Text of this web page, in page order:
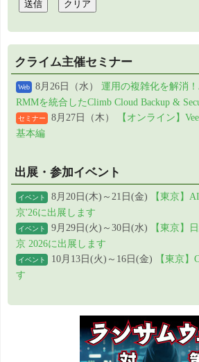
クライム主催セミナー
Web 8月26日（水） 運用の複雑化を解消
RMMを統合したClimb Cloud Backup &
セミナー 8月27日（木）
【オンライン】
基本編
出展・参加イベント
イベント 8月20日(木)～21日(金)
【東京】
京'26に出展します
イベント 9月29日(火)～30日(水)
【東京】
京 2026に出展します
イベント 10月13日(火)～16日(金)
【東京】
す